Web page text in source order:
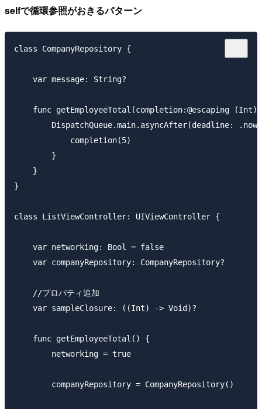
selfで循環参照がおきるパターン
class CompanyRepository {
    var message: String?
func getEmployeeTotal(completion:@escaping (Int)
DispatchQueue.main.asyncAfter(deadline:
            completion(5)
        }
    }
}
class ListViewController: UIViewController {
    var networking: Bool = false
    var companyRepository: CompanyRepository?
    //プロパティ追加
    var sampleClosure: ((Int) -> Void)?
    func getEmployeeTotal() {
        networking = true
        companyRepository = CompanyRepository()